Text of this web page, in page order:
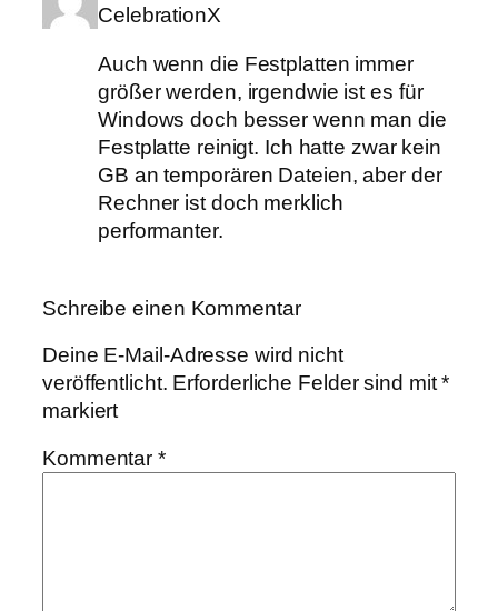
CelebrationX
Auch wenn die Festplatten immer
größer werden, irgendwie ist es für
Windows doch besser wenn man die
Festplatte reinigt. Ich hatte zwar kein
GB an temporären Dateien, aber der
Rechner ist doch merklich
performanter.
Schreibe einen Kommentar
Deine E-Mail-Adresse wird nicht
veröffentlicht. Erforderliche Felder sind mit*
markiert
Kommentar*